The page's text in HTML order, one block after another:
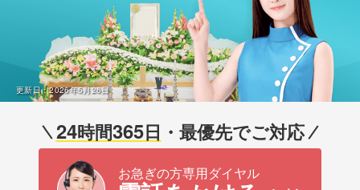
更新日：2026年5月26日
24時間365日 ・最優先でご対応
お急ぎの方専用ダイヤル